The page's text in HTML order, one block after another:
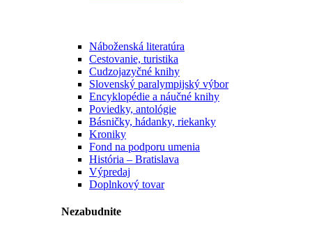
Náboženská literatúra
Cestovanie, turistika
Cudzojazyčné knihy
Slovenský paralympijský výbor
Encyklopédie a náučné knihy
Poviedky, antológie
Básničky, hádanky, riekanky
Kroniky
Fond na podporu umenia
História – Bratislava
Výpredaj
Doplnkový tovar
Nezabudnite